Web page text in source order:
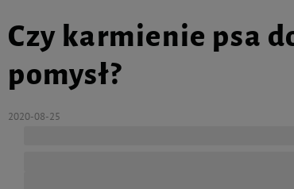
Czy karmienie psa
pomysł?
2020-08-25